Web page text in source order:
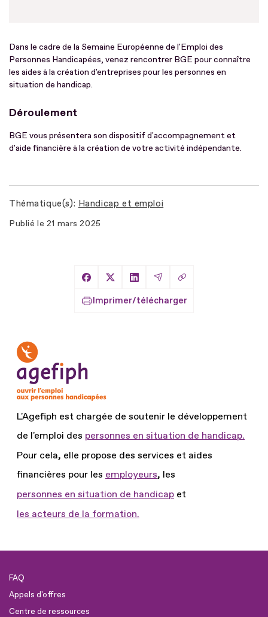
Dans le cadre de la Semaine Européenne de l'Emploi des
Personnes Handicapées, venez rencontrer BGE pour connaître
les aides à la création d'entreprises pour les personnes en
situation de handicap.
Déroulement
BGE vous présentera son dispositif d'accompagnement et
d'aide financière à la création de votre activité indépendante.
Thématique(s) Handicap et emploi
Publié le 21 mars 2025
Partager sur Facebook
Partager sur X
Partager sur LinkedIn
Partager par Email
Copier le lien
Imprimer/télécharger
L'Agefiph est chargée de soutenir le développement
de l'emploi des personnes en situation de handicap.
Pour cela, elle propose des services et aides
financières pour les employeurs, les
personnes en situation de handicap et
les acteurs de la formation.
FAQ
Appels d'offres
Centre de ressources